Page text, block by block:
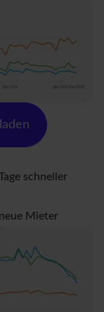
schneller
Mieter